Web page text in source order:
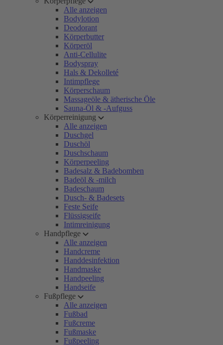
Alle anzeigen
Bodylotion
Deodorant
Körperbutter
Körperöl
Anti-Cellulite
Bodyspray
Hals & Dekolleté
Intimpflege
Körperschaum
Massageöle & ätherische Öle
Sauna-Öl & -Aufguss
Körperreinigung
Alle anzeigen
Duschgel
Duschöl
Duschschaum
Körperpeeling
Badesalz & Badebomben
Badeöl & -milch
Badeschaum
Dusch- & Badesets
Feste Seife
Flüssigseife
Intimreinigung
Handpflege
Alle anzeigen
Handcreme
Handdesinfektion
Handmaske
Handpeeling
Handseife
Fußpflege
Alle anzeigen
Fußbad
Fußcreme
Fußmaske
Fußpeeling